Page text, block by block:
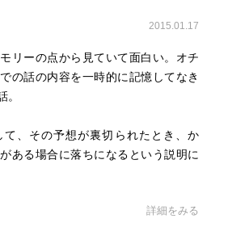
2015.01.17
リーの点から見ていて面白い。オチ
の話の内容を一時的に記憶してなき
。
、その予想が裏切られたとき、か
ある場合に落ちになるという説明に
詳細をみる